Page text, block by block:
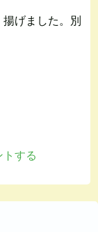
げました。別
トする